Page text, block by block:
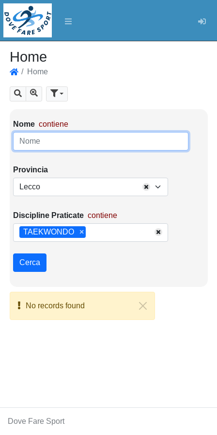
Home
Home
Cerca Mostra tutti i risultati
Parametri di ricerca
Nome contiene
Provincia
Lecco
Discipline Praticate contiene
×
TAEKWONDO
Cerca
No records found
Dove Fare Sport